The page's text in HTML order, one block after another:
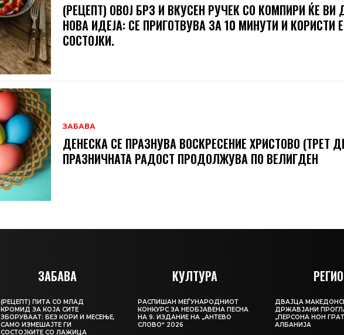
(РЕЦЕПТ) ОВОЈ БРЗ И ВКУСЕН РУЧЕК СО КОМПИРИ ЌЕ ВИ
НОВА ИДЕЈА: СЕ ПРИГОТВУВА ЗА 10 МИНУТИ И КОРИСТИ
СОСТОЈКИ.
ЗАБАВА
ДЕНЕСКА СЕ ПРАЗНУВА ВОСКРЕСЕНИЕ ХРИСТОВО (ТРЕТ
ПРАЗНИЧНАТА РАДОСТ ПРОДОЛЖУВА ПО ВЕЛИГДЕН
ЗАБАВА
(РЕЦЕПТ) ПИТА СО МЛАД
КРОМИД ЗА КОЈА СИТЕ
ЗБОРУВААТ: БЕЗ КОРИ И МЕСЕЊЕ,
САМО ИЗМЕШАЈТЕ ГИ
СОСТОЈКИТЕ СО ЛАЖИЦА
КУЛТУРА
РАСПИШАН МЕЃУНАРОДНИОТ
КОНКУРС ЗА НЕОБЈАВЕНА ПЕСНА
НА 9. ИЗДАНИЕ НА „АНТЕВО
СЛОВО“ 2026
ДВАЈЦА
ДРЖАВЈАНИ
„ПЕРСОНА НОН
АЛБАНИЈА